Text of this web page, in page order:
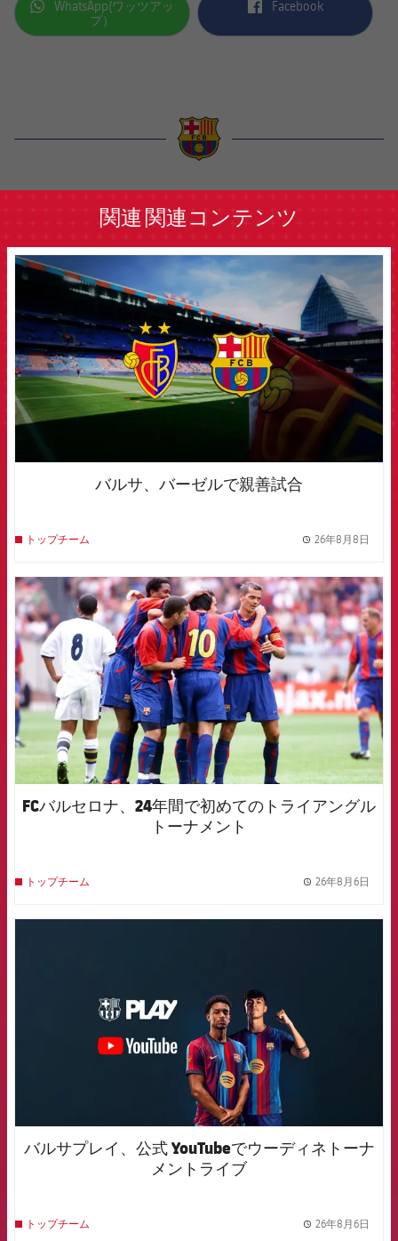
label.aria.whatsapp
WhatsApp(ワッツアッ
プ）
label.aria.facebook
Facebook
関連 関連コンテンツ
FCB Barcelona badge
バルサ、バーゼルで親善試合
トップチーム 26年8月8日
FCB Barcelona badge
FCバルセロナ、24年間で初めてのトライアングル
トーナメント
トップチーム 26年8月6日
バルサプレイ、公式 YouTubeでウーディネトーナ
メントライブ
トップチーム 26年8月6日